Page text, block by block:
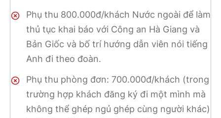
Phụ thu 800.000đ/khách Nước ngoài để làm
thủ tục khai báo với Công an Hà Giang và
Bản Giốc và bố trí hướng dẫn viên nói tiếng
Anh đi theo đoàn.
Phụ thu phòng đơn: 700.000đ/khách (trong
trường hợp khách đăng ký đi một mình mà
không thể ghép ngủ ghép cùng người khác)